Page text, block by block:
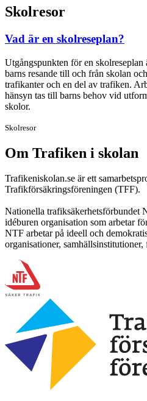
Skolresor
Vad är en skolreseplan?
Utgångspunkten för en skolreseplan
barns resande till och från skolan
trafikanter och en del av trafiken.
hänsyn tas till barns behov vid
skolor.
Skolresor
Om Trafiken i skolan
Trafikeniskolan.se är ett
Trafikförsäkringsföreningen (TFF).
Nationella trafiksäkerhetsförbundet
idéburen organisation som arbetar
NTF arbetar på ideell och
organisationer,